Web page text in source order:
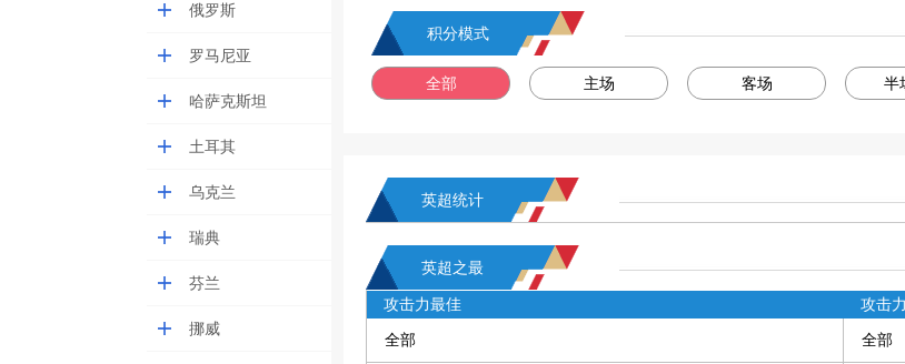
俄罗斯
罗马尼亚
哈萨克斯坦
土耳其
乌克兰
瑞典
芬兰
挪威
积分模式
全部 主场 客场 半
英超统计
英超之最
攻击力最佳
全部
攻击
全部